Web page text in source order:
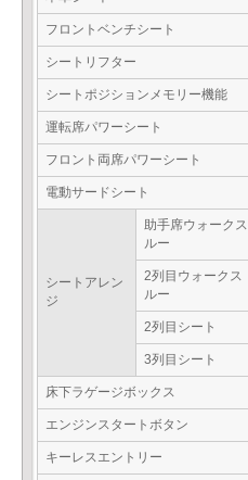
フロントベンチシート
シートリフター
シートポジションメモリー機能
運転席パワーシート
フロント両席パワーシート
電動サードシート
シートアレン
ジ
助手席ウォークス
ルー
2列目ウォークス
ルー
2列目シート
3列目シート
床下ラゲージボックス
エンジンスタートボタン
キーレスエントリー